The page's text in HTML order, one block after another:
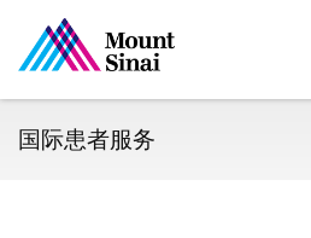
国际患者服务